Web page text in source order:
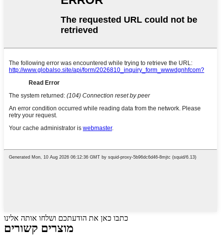
כתבו כאן את הודעתכם ושלחו אותה אלינו
מוצרים קשורים